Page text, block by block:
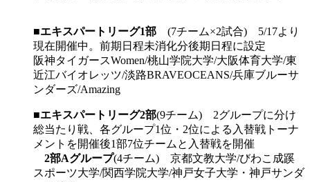
■エキスパートリーグ1部 (7チーム×2試合) 5/17より
現在開催中。前期日程未消化分後期日程に設定
阪神タイガースWomen/桃山学院大学/大阪体育大学/東
近江バイオレッツ/淡路BRAVEOCEANS/兵庫ブルーサ
ンダーズ/Amazing
■エキスパートリーグ2部(9チーム) 2グループに分け
総当たり戦、各グループ1位・2位による入替戦トーナ
メントを開催後1部7位チームと入替戦を開催
2部Aグループ(4チーム) 京都文教大学/びわこ成蹊
スポーツ大学/関西学院大学/神戸女子大学・神戸サンダ